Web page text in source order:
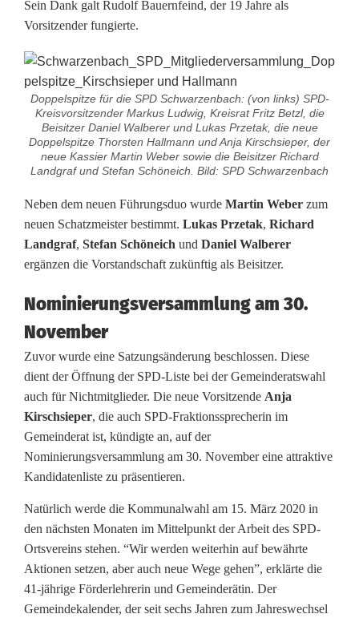
i
t
z
f
ü
r
S
P
D
S
c
h
w
a
r
z
e
n
b
Sein Dank galt Rudolf Bauernfeind, der 19 Jahre als
Vorsitzender fungierte.
Doppelspitze für die SPD Schwarzenbach: (von links) SPD-
Kreisvorsitzender Markus Ludwig, Kreisrat Fritz Betzl, die
Beisitzer Daniel Walberer und Lukas Przetak, die neue
Doppelspitze Thorsten Hallmann und Anja Kirschsieper, der
neue Kassier Martin Weber sowie die Beisitzer Richard
Landgraf und Stefan Schöneich. Bild: SPD Schwarzenbach
Neben dem neuen Führungsduo wurde Martin Weber zum
neuen Schatzmeister bestimmt. Lukas Przetak, Richard
Landgraf, Stefan Schöneich und Daniel Walberer
ergänzen die Vorstandschaft zukünftig als Beisitzer.
Nominierungsversammlung am 30.
November
Zuvor wurde eine Satzungsänderung beschlossen. Diese
dient der Öffnung der SPD-Liste bei der Gemeinderatswahl
auch für Nichtmitglieder. Die neue Vorsitzende Anja
Kirschsieper, die auch SPD-Fraktionssprecherin im
Gemeinderat ist, kündigte an, auf der
Nominierungsversammlung am 30. November eine attraktive
Kandidatenliste zu präsentieren.
Natürlich werde die Kommunalwahl am 15. März 2020 in
den nächsten Monaten im Mittelpunkt der Arbeit des SPD-
Ortsvereins stehen. “Wir werden weiterhin auf bewährte
Aktionen setzen, aber auch neue Wege gehen”, erklärte die
41-jährige Förderlehrerin und Gemeinderätin. Der
Gemeindekalender, der seit sechs Jahren zum Jahreswechsel